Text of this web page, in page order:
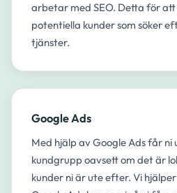
arbetar med SEO. Detta för
potentiella kunder som söker
tjänster.​
Google Ads
Med hjälp av Google Ads får
kundgrupp oavsett om det är
kunder ni är ute efter. Vi